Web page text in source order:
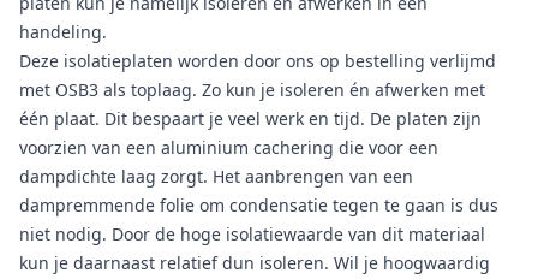
handeling.
Deze isolatieplaten worden door ons op bestelling verlijmd
met OSB3 als toplaag. Zo kun je isoleren én afwerken met
één plaat. Dit bespaart je veel werk en tijd. De platen zijn
voorzien van een aluminium cachering die voor een
dampdichte laag zorgt. Het aanbrengen van een
dampremmende folie om condensatie tegen te gaan is dus
niet nodig. Door de hoge isolatiewaarde van dit materiaal
kun je daarnaast relatief dun isoleren. Wil je hoogwaardig